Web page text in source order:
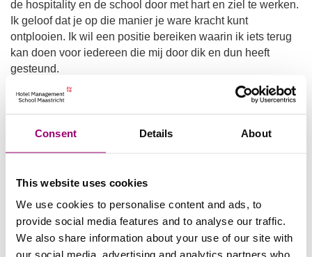
Consent Details About
This website uses cookies
We use cookies to personalise content and ads, to
provide social media features and to analyse our traffic.
We also share information about your use of our site with
our social media, advertising and analytics partners who
de hospitality en de school door met hart en ziel te werken.
Ik geloof dat je op die manier je ware kracht kunt
ontplooien. Ik wil een positie bereiken waarin ik iets terug
kan doen voor iedereen die mij door dik en dun heeft
gesteund.
Marcs Tips
zeggen, dan zou dat zijn dat ze het beste uit hun tijd hier
moeten halen. Er valt altijd meer te leren, meer mensen te
ontmoeten en meer persoonlijke ontwikkeling te realiseren.
Gemotiveerd blijven is misschien niet altijd gemakkelijk,
maar het is heel belangrijk om je doel voor ogen te